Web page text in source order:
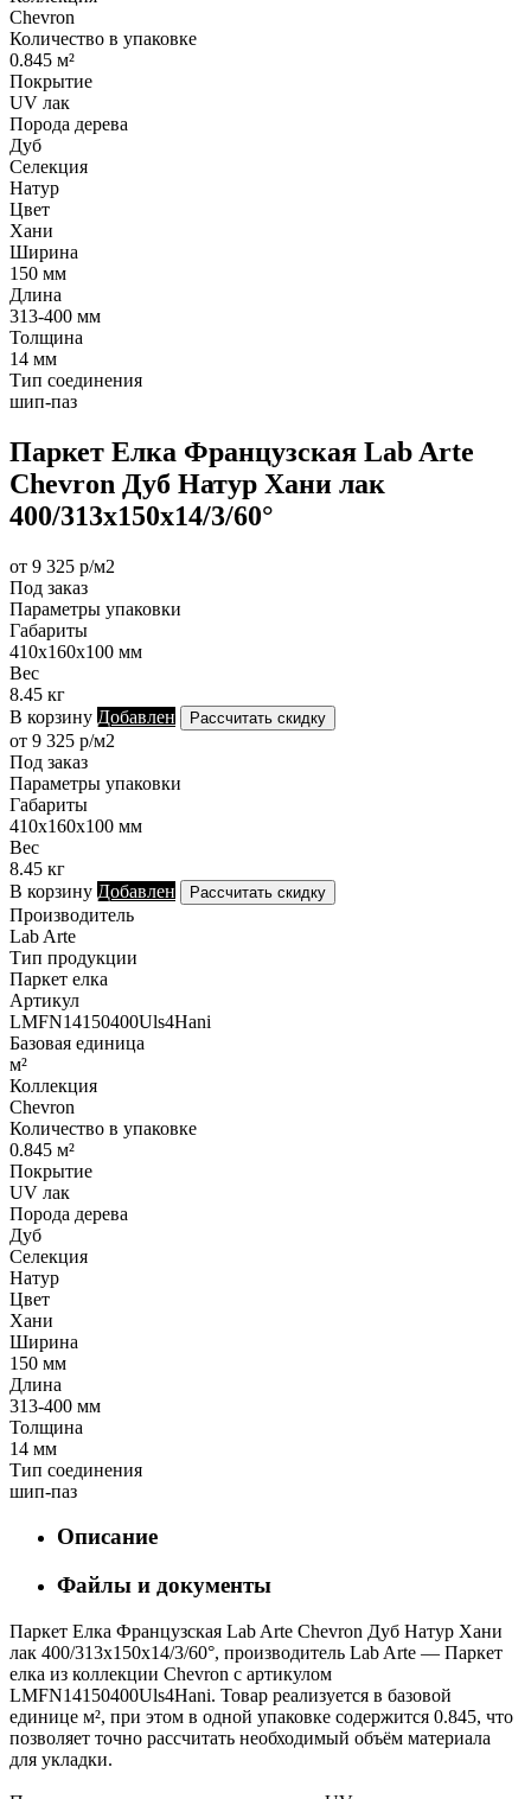
Chevron
Количество в упаковке
0.845 м²
Покрытие
UV лак
Порода дерева
Дуб
Селекция
Натур
Цвет
Хани
Ширина
150 мм
Длина
313-400 мм
Толщина
14 мм
Тип соединения
шип-паз
Паркет Елка Французская Lab Arte
Chevron Дуб Натур Хани лак
400/313х150х14/3/60°
от 9 325 р/м2
Под заказ
Параметры упаковки
Габариты
410х160х100 мм
Вес
8.45 кг
В корзину Добавлен Рассчитать скидку
от 9 325 р/м2
Под заказ
Параметры упаковки
Габариты
410х160х100 мм
Вес
8.45 кг
В корзину Добавлен Рассчитать скидку
Производитель
Lab Arte
Тип продукции
Паркет елка
Артикул
LMFN14150400Uls4Hani
Базовая единица
м²
Коллекция
Chevron
Количество в упаковке
0.845 м²
Покрытие
UV лак
Порода дерева
Дуб
Селекция
Натур
Цвет
Хани
Ширина
150 мм
Длина
313-400 мм
Толщина
14 мм
Тип соединения
шип-паз
Описание
Файлы и документы
Паркет Елка Французская Lab Arte Chevron Дуб Натур Хани
лак 400/313х150х14/3/60°, производитель Lab Arte — Паркет
елка из коллекции Chevron с артикулом
LMFN14150400Uls4Hani. Товар реализуется в базовой
единице м², при этом в одной упаковке содержится 0.845, что
позволяет точно рассчитать необходимый объём материала
для укладки.